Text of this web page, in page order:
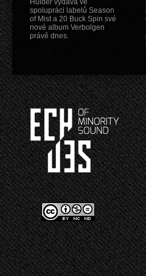
Hulder vydává ve
spolupráci labelů Season
of Mist a 20 Buck Spin své
nové album Verbolgen
právě dnes.